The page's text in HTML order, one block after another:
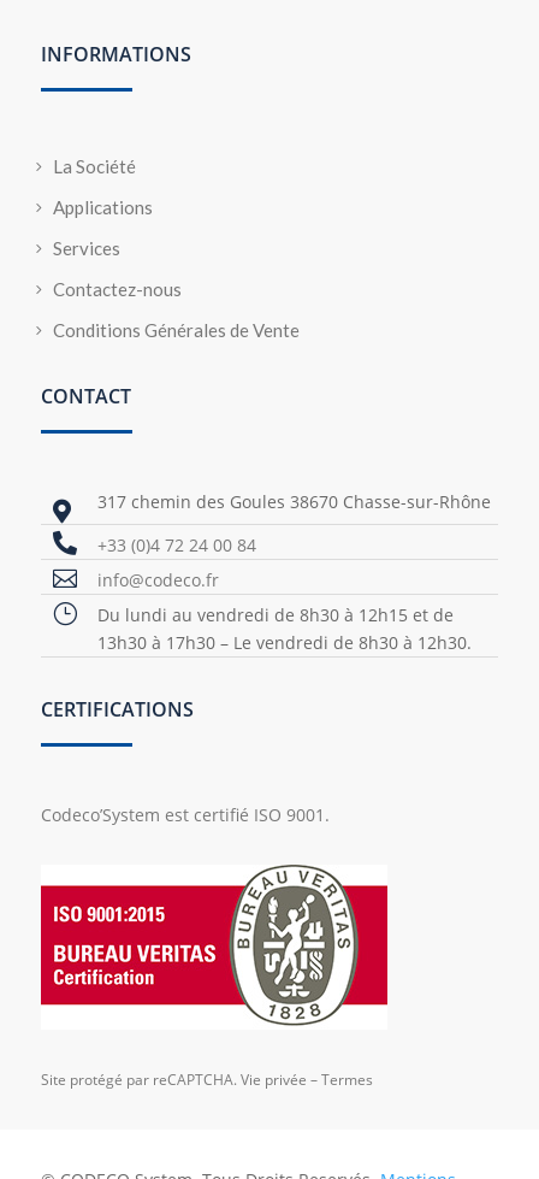
INFORMATIONS
La Société
Applications
Services
Contactez-nous
Conditions Générales de Vente
CONTACT
 317 chemin des Goules 38670 Chasse-sur-Rhône
 +33 (0)4 72 24 00 84
 info@codeco.fr
}
Du lundi au vendredi de 8h30 à 12h15 et de
13h30 à 17h30 – Le vendredi de 8h30 à 12h30.
CERTIFICATIONS
Codeco’System est certifié ISO 9001.
Site protégé par reCAPTCHA. Vie privée –Termes